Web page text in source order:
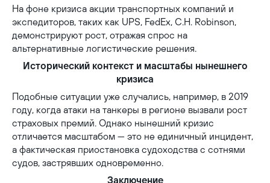
На фоне кризиса акции транспортных компаний и
экспедиторов, таких как UPS, FedEx, C.H. Robinson,
демонстрируют рост, отражая спрос на
альтернативные логистические решения.
Исторический контекст и масштабы нынешнего
кризиса
Подобные ситуации уже случались, например, в 2019
году, когда атаки на танкеры в регионе вызвали рост
страховых премий. Однако нынешний кризис
отличается масштабом — это не единичный инцидент,
а фактическая приостановка судоходства с сотнями
судов, застрявших одновременно.
Заключение